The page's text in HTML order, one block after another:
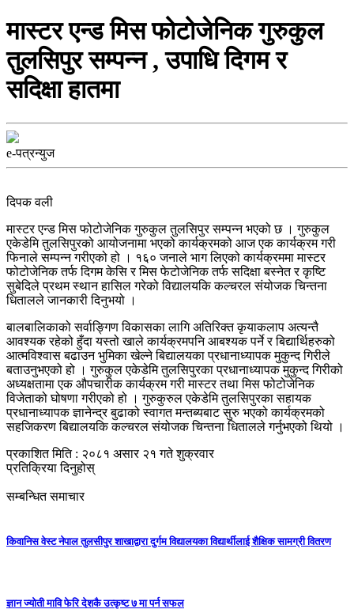
मास्टर एन्ड मिस फोटोजेनिक गुरुकुल
तुलसिपुर सम्पन्न , उपाधि दिगम र
सदिक्षा हातमा
e-पत्रन्युज
दिपक वली
मास्टर एन्ड मिस फोटोजेनिक गुरुकुल तुलसिपुर सम्पन्न भएको छ । गुरुकुल
एकेडेमि तुलसिपुरको आयोजनामा भएको कार्यक्रमको आज एक कार्यक्रम गरी
फिनाले सम्पन्न गरीएको हो । १६० जनाले भाग लिएको कार्यक्रममा मास्टर
फोटोजेनिक तर्फ दिगम केसि र मिस फेटोजेनिक तर्फ सदिक्षा बस्नेत र कृष्टि
सुबेदिले प्रथम स्थान हासिल गरेको विद्यालयकि कल्चरल संयोजक चिन्तना
धितालले जानकारी दिनुभयो ।
बालबालिकाको सर्वाङ्गिण विकासका लागि अतिरिक्त कृयाकलाप अत्यन्तै
आवश्यक रहेको हुँदा यस्तो खाले कार्यक्रमपनि आबश्यक पर्ने र बिद्यार्थिहरुको
आत्मविश्वास बढाउन भुमिका खेल्ने बिद्यालयका प्रधानाध्यापक मुकुन्द गिरीले
बताउनुभएको हो । गुरुकुल एकेडेमि तुलसिपुरका प्रधानाध्यापक मुकुन्द गिरीको
अध्यक्षतामा एक औपचारीक कार्यक्रम गरी मास्टर तथा मिस फोटोजेनिक
विजेताको घोषणा गरीएको हो । गुरुकुरुल एकेडेमि तुलसिपुरका सहायक
प्रधानाध्यापक ज्ञानेन्द्र बुढाको स्वागत मन्तब्यबाट सुरु भएको कार्यक्रमको
सहजिकरण बिद्यालयकि कल्चरल संयोजक चिन्तना धितालले गर्नुभएको थियो ।
प्रकाशित मिति : २०८१ असार २१ गते शुक्रवार
प्रतिक्रिया दिनुहोस्
सम्बन्धित समाचार
किवानिस वेस्ट नेपाल तुलसीपुर शाखाद्वारा दुर्गम विद्यालयका विद्यार्थीलाई शैक्षिक सामग्री वितरण
ज्ञान ज्योती मावि फेरि देशकै उत्कृष्ट ७ मा पर्न सफल